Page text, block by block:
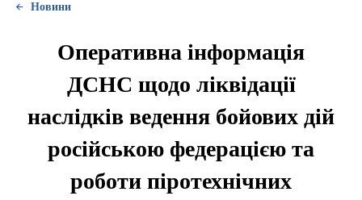
Новини
Оперативна інформація
ДСНС щодо ліквідації
наслідків ведення бойових дій
російською федерацією та
роботи піротехнічних